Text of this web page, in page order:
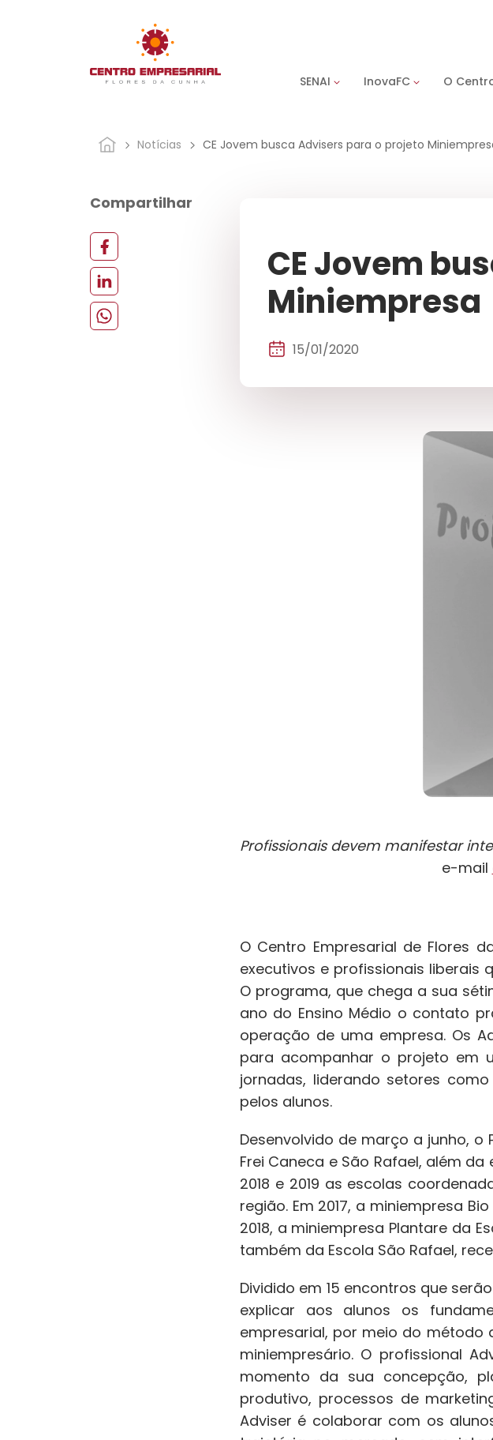
SENAI InovaFC O
Notícias CE Jovem busca Advisers para o projeto
Compartilhar
CE Jovem
Miniempresa
15/01/2020
Profissionais devem manifestar
e-mail
O Centro Empresarial de Flores
executivos e profissionais liberais
O programa, que chega a sua
ano do Ensino Médio o contato
operação de uma empresa. Os
para acompanhar o projeto em
jornadas, liderando setores
pelos alunos.
Desenvolvido de março a junho,
Frei Caneca e São Rafael, além da
2018 e 2019 as escolas
região. Em 2017, a miniempresa
2018, a miniempresa Plantare da
também da Escola São Rafael,
Dividido em 15 encontros que
explicar aos alunos os
empresarial, por meio do
miniempresário. O profissional
momento da sua concepção,
produtivo, processos de
Adviser é colaborar com os